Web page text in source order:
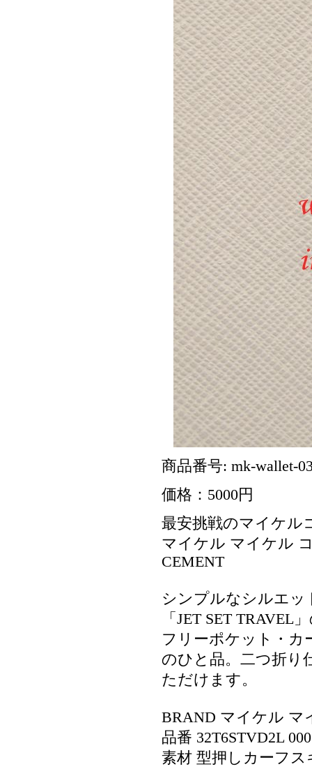
商品番号: mk-wallet-
価格：5000円
最安挑戦のマイケル
マイケル マイケル
CEMENT
シンプルなシルエ
「JET SET
フリーポケット・カ
のひと品。二つ折り
ただけます。
BRAND マイケル マ
品番 32T6STVD2L
素材 型押しカーフス